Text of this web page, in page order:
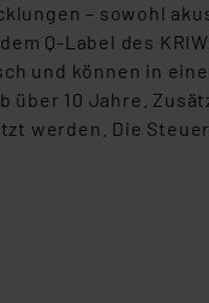
– sowohl
Q-Label des
und können in
10 Jahre.
werden. Die